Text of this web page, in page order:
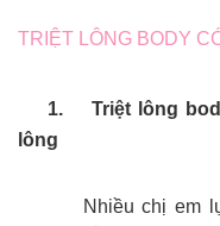
TRIỆT LÔNG BODY
1. Triệt lông body
lông
Nhiều chị em lựa